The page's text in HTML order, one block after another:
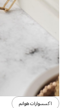
اكسسوارات هوانم